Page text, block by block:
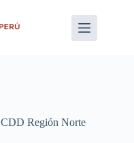
CDD Región Norte